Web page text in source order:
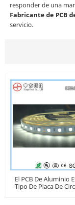
responder de una
Fabricante de PCB
servicio.
El PCB De Aluminio
Tipo De Placa De